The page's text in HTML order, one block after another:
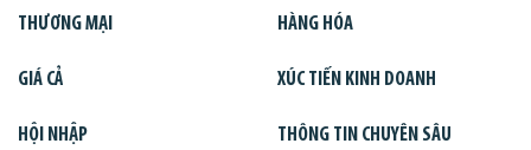
THƯƠNG MẠI HÀNG HÓA
GIÁ CẢ XÚC TIẾN KINH DOANH
HỘI NHẬP THÔNG TIN CHUYÊN SÂU